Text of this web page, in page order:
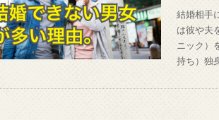
結婚相手
は彼や夫
ニック）
持ち）独